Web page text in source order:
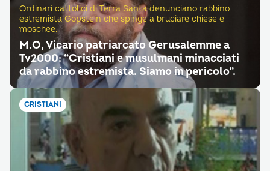
Ordinari cattolici di Terra Santa denunciano rabbino
estremista Gopstein che spinge a bruciare chiese e
moschee.
M.O, Vicario patriarcato Gerusalemme a
Tv2000: “Cristiani e musulmani minacciati
da rabbino estremista. Siamo in pericolo”.
CRISTIANI